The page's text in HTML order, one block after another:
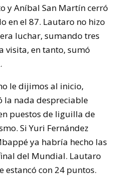
y Aníbal San Martín cerró
en el 87. Lautaro no hizo
luchar, sumando tres
visita, en tanto, sumó
le dijimos al inicio,
la nada despreciable
puestos de liguilla de
Si Yuri Fernández
ya habría hecho las
del Mundial. Lautaro
estancó con 24 puntos.